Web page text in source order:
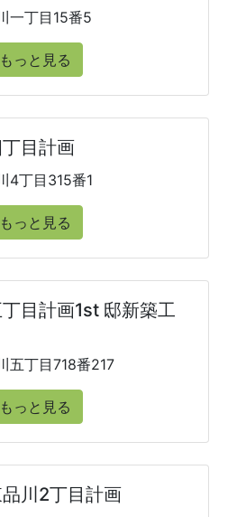
一丁目15番5
もっと見る
目計画
4丁目315番1
もっと見る
目計画1st 邸新築工
五丁目718番217
もっと見る
川2丁目計画